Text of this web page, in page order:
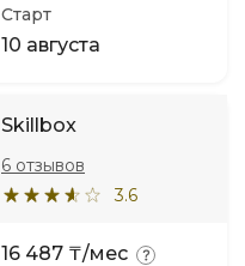
Старт
10 августа
Skillbox
3.6
6 отзывов
16 487 ₸/мес